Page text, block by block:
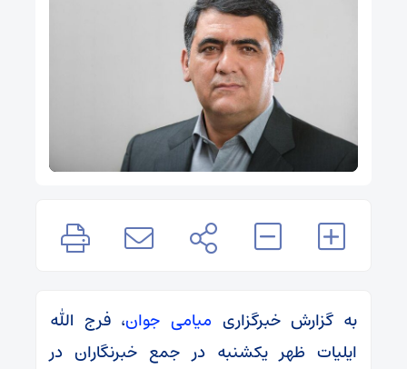
به گزارش خبرگزاری میامی جوان، فرج الله
ایلیات ظهر یکشنبه در جمع خبرنگاران در